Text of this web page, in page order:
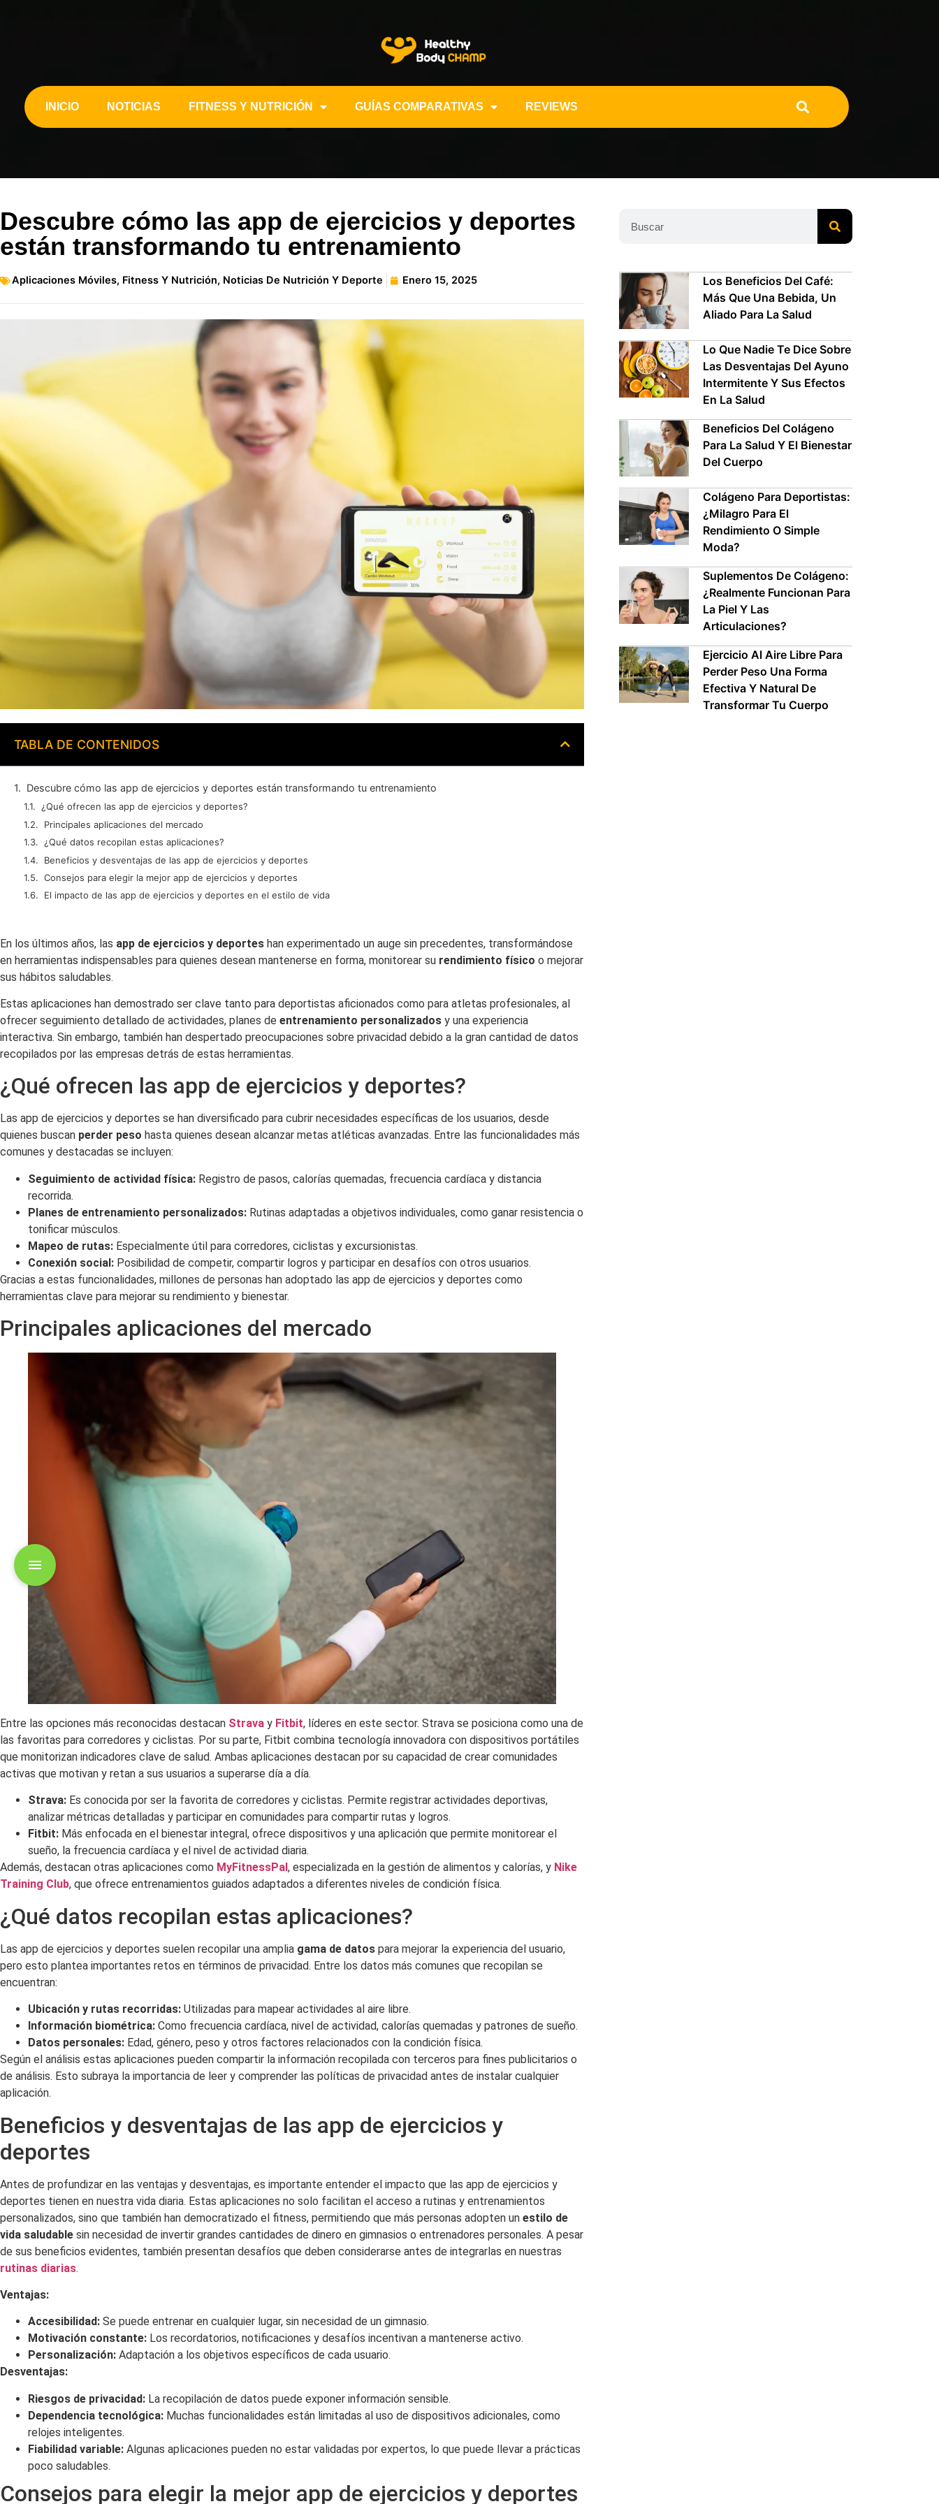
INICIO NOTICIAS FITNESS Y NUTRICIÓN GUÍAS COMPARATIVAS REVIEWS
Descubre cómo las app de ejercicios y deportes
están transformando tu entrenamiento
Aplicaciones Móviles, Fitness Y Nutrición, Noticias De Nutrición Y Deporte Enero 15, 2025
TABLA DE CONTENIDOS
Descubre cómo las app de ejercicios y deportes están transformando tu entrenamiento
¿Qué ofrecen las app de ejercicios y deportes?
Principales aplicaciones del mercado
¿Qué datos recopilan estas aplicaciones?
Beneficios y desventajas de las app de ejercicios y deportes
Consejos para elegir la mejor app de ejercicios y deportes
El impacto de las app de ejercicios y deportes en el estilo de vida
En los últimos años, las app de ejercicios y deportes han experimentado un auge sin precedentes, transformándose
en herramientas indispensables para quienes desean mantenerse en forma, monitorear su rendimiento físico o mejorar
sus hábitos saludables.
Estas aplicaciones han demostrado ser clave tanto para deportistas aficionados como para atletas profesionales, al
ofrecer seguimiento detallado de actividades, planes de entrenamiento personalizados y una experiencia
interactiva. Sin embargo, también han despertado preocupaciones sobre privacidad debido a la gran cantidad de datos
recopilados por las empresas detrás de estas herramientas.
¿Qué ofrecen las app de ejercicios y deportes?
Las app de ejercicios y deportes se han diversificado para cubrir necesidades específicas de los usuarios, desde
quienes buscan perder peso hasta quienes desean alcanzar metas atléticas avanzadas. Entre las funcionalidades más
comunes y destacadas se incluyen:
Seguimiento de actividad física: Registro de pasos, calorías quemadas, frecuencia cardíaca y distancia
recorrida.
Planes de entrenamiento personalizados: Rutinas adaptadas a objetivos individuales, como ganar resistencia o
tonificar músculos.
Mapeo de rutas: Especialmente útil para corredores, ciclistas y excursionistas.
Conexión social: Posibilidad de competir, compartir logros y participar en desafíos con otros usuarios.
Gracias a estas funcionalidades, millones de personas han adoptado las app de ejercicios y deportes como
herramientas clave para mejorar su rendimiento y bienestar.
Principales aplicaciones del mercado
Entre las opciones más reconocidas destacan Strava y Fitbit, líderes en este sector. Strava se posiciona como una de
las favoritas para corredores y ciclistas. Por su parte, Fitbit combina tecnología innovadora con dispositivos portátiles
que monitorizan indicadores clave de salud. Ambas aplicaciones destacan por su capacidad de crear comunidades
activas que motivan y retan a sus usuarios a superarse día a día.
Strava: Es conocida por ser la favorita de corredores y ciclistas. Permite registrar actividades deportivas,
analizar métricas detalladas y participar en comunidades para compartir rutas y logros.
Fitbit: Más enfocada en el bienestar integral, ofrece dispositivos y una aplicación que permite monitorear el
sueño, la frecuencia cardíaca y el nivel de actividad diaria.
Además, destacan otras aplicaciones como MyFitnessPal , especializada en la gestión de alimentos y calorías, y Nike
Training Club, que ofrece entrenamientos guiados adaptados a diferentes niveles de condición física.
¿Qué datos recopilan estas aplicaciones?
Las app de ejercicios y deportes suelen recopilar una amplia gama de datos para mejorar la experiencia del usuario,
pero esto plantea importantes retos en términos de privacidad. Entre los datos más comunes que recopilan se
encuentran:
Ubicación y rutas recorridas: Utilizadas para mapear actividades al aire libre.
Información biométrica: Como frecuencia cardíaca, nivel de actividad, calorías quemadas y patrones de sueño.
Datos personales: Edad, género, peso y otros factores relacionados con la condición física.
Según el análisis estas aplicaciones pueden compartir la información recopilada con terceros para fines publicitarios o
de análisis. Esto subraya la importancia de leer y comprender las políticas de privacidad antes de instalar cualquier
aplicación.
Beneficios y desventajas de las app de ejercicios y
deportes
Antes de profundizar en las ventajas y desventajas, es importante entender el impacto que las app de ejercicios y
deportes tienen en nuestra vida diaria. Estas aplicaciones no solo facilitan el acceso a rutinas y entrenamientos
personalizados, sino que también han democratizado el fitness, permitiendo que más personas adopten un estilo de
vida saludable sin necesidad de invertir grandes cantidades de dinero en gimnasios o entrenadores personales. A pesar
de sus beneficios evidentes, también presentan desafíos que deben considerarse antes de integrarlas en nuestras
rutinas diarias.
Ventajas:
Accesibilidad: Se puede entrenar en cualquier lugar, sin necesidad de un gimnasio.
Motivación constante: Los recordatorios, notificaciones y desafíos incentivan a mantenerse activo.
Personalización: Adaptación a los objetivos específicos de cada usuario.
Desventajas:
Riesgos de privacidad: La recopilación de datos puede exponer información sensible.
Dependencia tecnológica: Muchas funcionalidades están limitadas al uso de dispositivos adicionales, como
relojes inteligentes.
Fiabilidad variable: Algunas aplicaciones pueden no estar validadas por expertos, lo que puede llevar a prácticas
poco saludables.
Consejos para elegir la mejor app de ejercicios y deportes
Los Beneficios Del Café:
Más Que Una Bebida, Un
Aliado Para La Salud
Lo Que Nadie Te Dice Sobre
Las Desventajas Del Ayuno
Intermitente Y Sus Efectos
En La Salud
Beneficios Del Colágeno
Para La Salud Y El Bienestar
Del Cuerpo
Colágeno Para Deportistas:
¿Milagro Para El
Rendimiento O Simple
Moda?
Suplementos De Colágeno:
¿Realmente Funcionan Para
La Piel Y Las
Articulaciones?
Ejercicio Al Aire Libre Para
Perder Peso Una Forma
Efectiva Y Natural De
Transformar Tu Cuerpo